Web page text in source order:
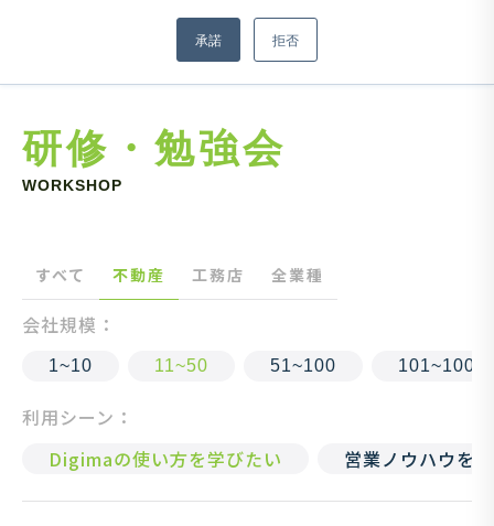
承諾 拒否
研修・勉強会
WORKSHOP
すべて 不動産 工務店 全業種
会社規模：
1~10 11~50 51~100 101~1000
利用シーン：
Digimaの使い方を学びたい
営業ノウハウを